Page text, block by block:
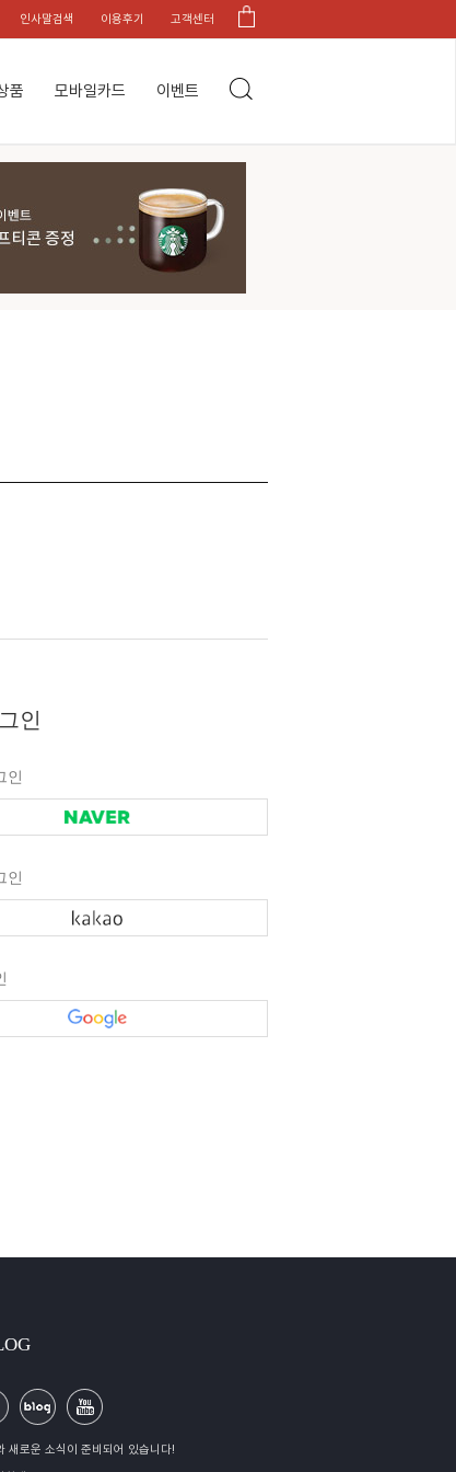
인사말검색 이용후기 고객센터
품 모바일카드 이벤트
인
인
인
새로운 소식이 준비되어 있습니다!